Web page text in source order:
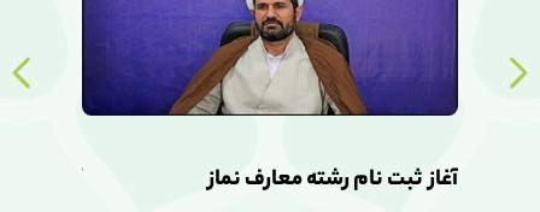
آغاز ثبت نام رشته معارف نماز